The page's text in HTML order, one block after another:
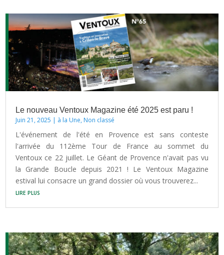
Le nouveau Ventoux Magazine été 2025 est paru !
Juin 21, 2025 | à la Une, Non classé
L'événement de l'été en Provence est sans conteste
l'arrivée du 112ème Tour de France au sommet du
Ventoux ce 22 juillet. Le Géant de Provence n'avait pas vu
la Grande Boucle depuis 2021 ! Le Ventoux Magazine
estival lui consacre un grand dossier où vous trouverez...
lire plus